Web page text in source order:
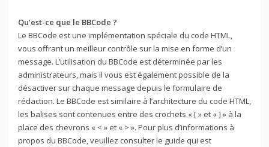
Qu’est-ce que le BBCode ?
Le BBCode est une implémentation spéciale du code HTML,
vous offrant un meilleur contrôle sur la mise en forme d’un
message. L’utilisation du BBCode est déterminée par les
administrateurs, mais il vous est également possible de la
désactiver sur chaque message depuis le formulaire de
rédaction. Le BBCode est similaire à l’architecture du code HTML,
les balises sont contenues entre des crochets « [ » et « ] » à la
place des chevrons « < » et « > ». Pour plus d’informations à
propos du BBCode, veuillez consulter le guide qui est